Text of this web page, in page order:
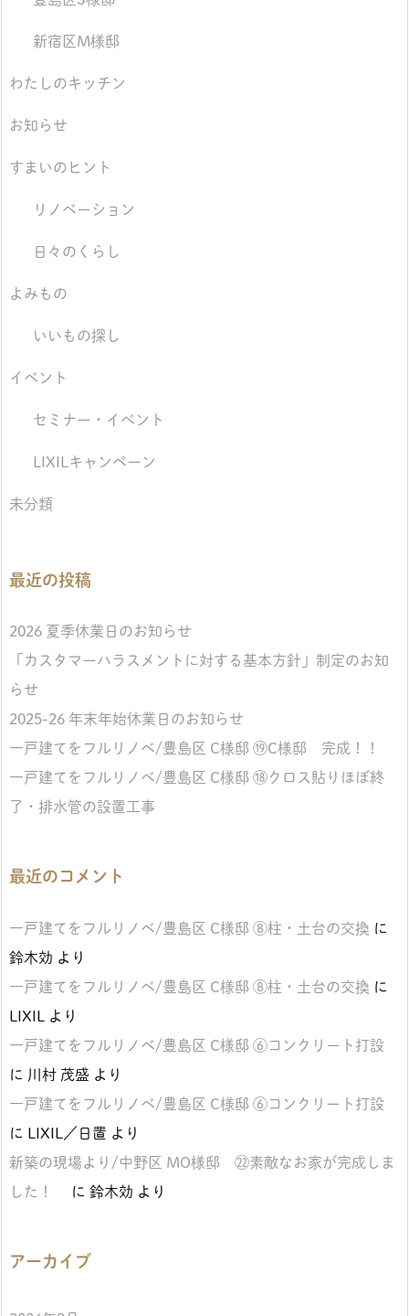
新宿区M様邸
わたしのキッチン
お知らせ
すまいのヒント
リノベーション
日々のくらし
よみもの
いいもの探し
イベント
セミナー・イベント
LIXILキャンペーン
未分類
最近の投稿
2026 夏季休業日のお知らせ
「カスタマーハラスメントに対する基本方針」制定のお知
らせ
2025-26 年末年始休業日のお知らせ
一戸建てをフルリノベ/豊島区 C様邸 ⑲C様邸 完成！！
一戸建てをフルリノベ/豊島区 C様邸 ⑱クロス貼りほぼ終
了・排水管の設置工事
最近のコメント
一戸建てをフルリノベ/豊島区 C様邸 ⑧柱・土台の交換 に
鈴木効 より
一戸建てをフルリノベ/豊島区 C様邸 ⑧柱・土台の交換 に
LIXIL
より
一戸建てをフルリノベ/豊島区 C様邸 ⑥コンクリート打設
に 川村 茂盛 より
一戸建てをフルリノベ/豊島区 C様邸 ⑥コンクリート打設
に LIXIL／日置 より
新築の現場より/中野区 MO様邸 ㉒素敵なお家が完成しま
した！
に 鈴木効 より
アーカイブ